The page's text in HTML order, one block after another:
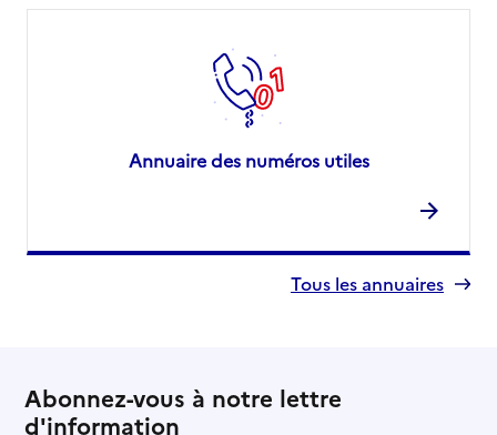
Annuaire des numéros utiles
Tous les annuaires
Abonnez-vous à notre lettre
d'information